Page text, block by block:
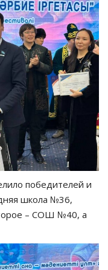
победителей и
школа №36,
– СОШ №40, а